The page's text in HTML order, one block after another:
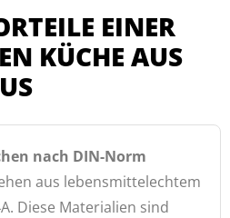
EINER
KÜCHE AUS
nach DIN-Norm
aus lebensmittelechtem
Diese Materialien sind